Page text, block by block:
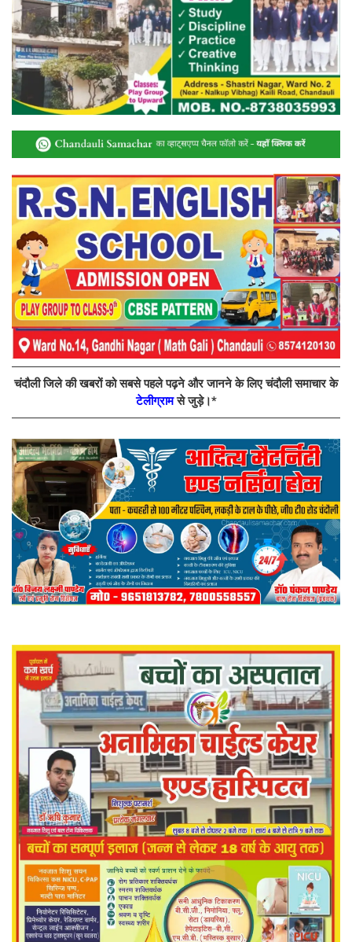
चंदौली जिले की खबरों को सबसे पहले पढ़ने और जानने के लिए चंदौली समाचार के
टेलीग्रामसे जुड़े।*